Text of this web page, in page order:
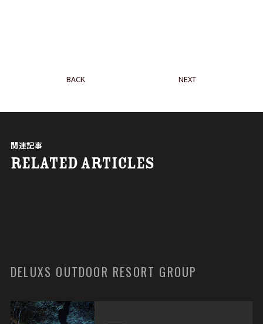
BACK NEXT
関連記事
RELATED ARTICLES
DELUXS OUTDOOR RESORT GROUP